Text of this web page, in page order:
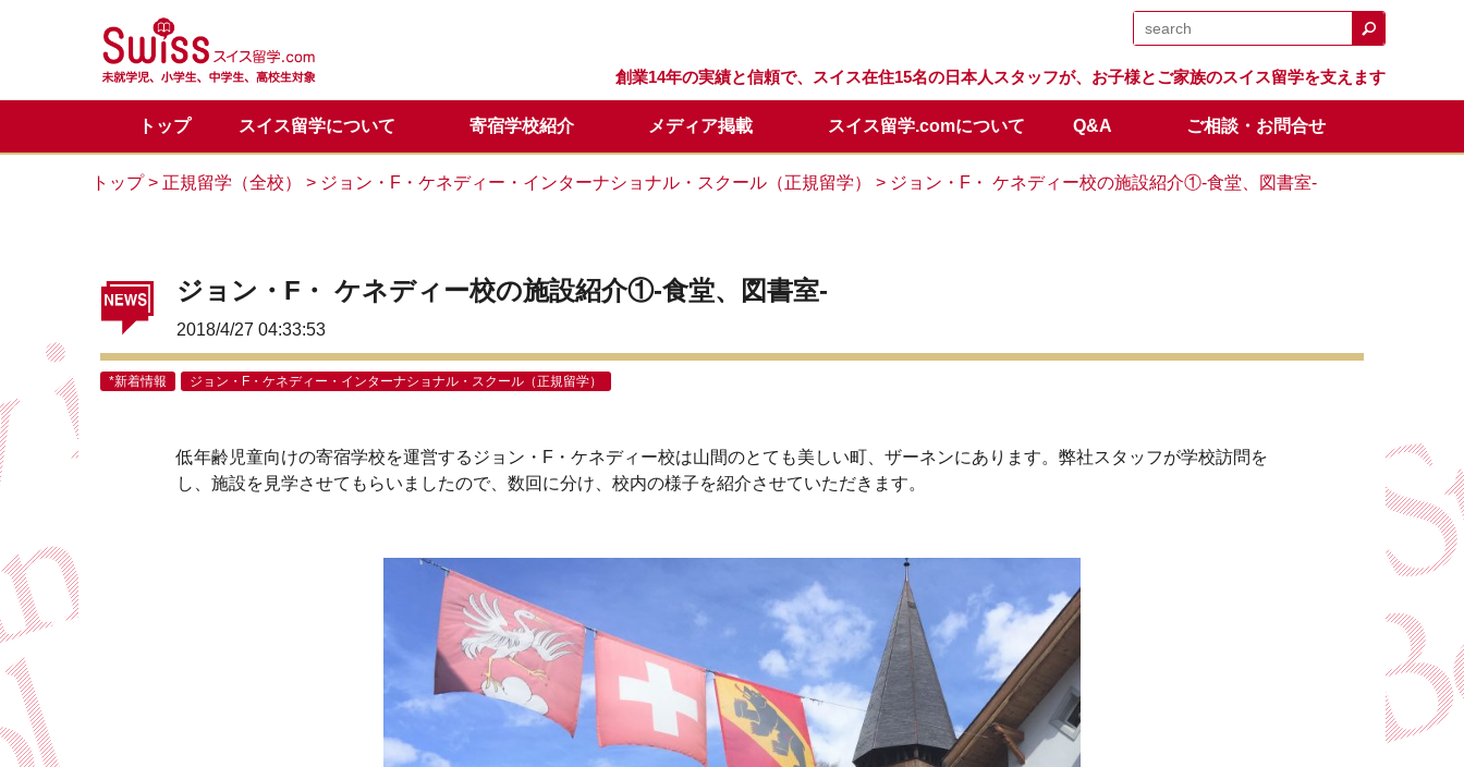
創業14年の実績と信頼で、スイス在住15名の日本人スタッフが、お子様とご家族のスイス留学を支えます
トップ スイス留学について
スイス留学の魅力 目的別留学プログラム 留学の流れ 留学生の声
寄宿学校紹介
正規留学 サマースクール ウィンターキャンプ 体験留学
メディア掲載
メディア掲載一覧
スイス留学.comについて
代表からのご挨拶 スイス留学.comが選ばれる理由 スタッフ紹介 スイス留学.comのサポート
Q&A
正規留学Q&A サマースクールQ&A 留学開始時期について 卒業生の成績と進路
ご相談・お問合せ
お問い合わせ カウンセリング 日本での説明会・個別面談日程 オンライン説明会
トップ> 正規留学（全校） > ジョン・F・ケネディー・インターナショナル・スクール（正規留学） > ジョン・F・ ケネディー校の施設紹介①-食堂、図書室-
ジョン・F・ ケネディー校の施設紹介①-食堂、図書室-
2018/4/27 04:33:53
*新着情報 ジョン・F・ケネディー・インターナショナル・スクール（正規留学）
低年齢児童向けの寄宿学校を運営するジョン・F・ケネディー校は山間のとても美しい町、ザーネンにあります。弊社スタッフが学校訪問を
し、施設を見学させてもらいましたので、数回に分け、校内の様子を紹介させていただきます。